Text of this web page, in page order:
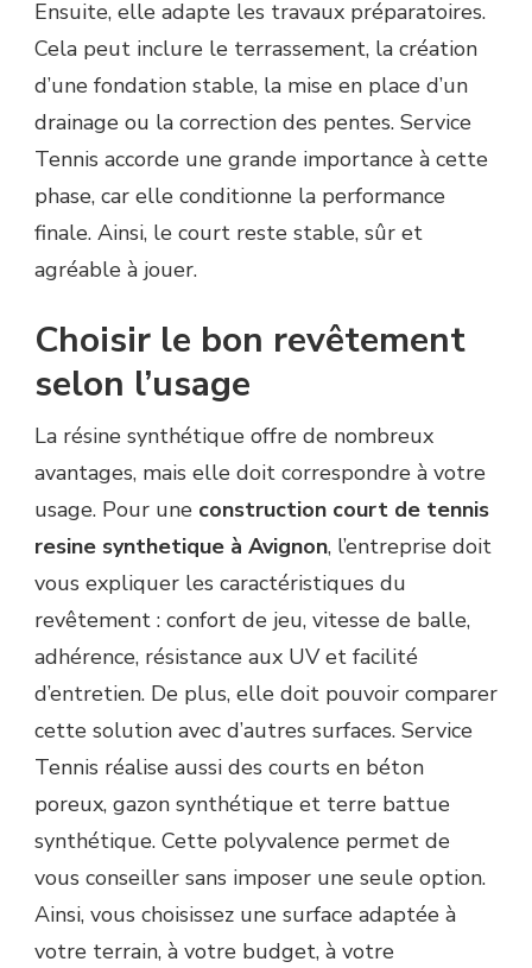
Ensuite, elle adapte les travaux préparatoires.
Cela peut inclure le terrassement, la création
d’une fondation stable, la mise en place d’un
drainage ou la correction des pentes. Service
Tennis accorde une grande importance à cette
phase, car elle conditionne la performance
finale. Ainsi, le court reste stable, sûr et
agréable à jouer.
Choisir le bon revêtement
selon l’usage
La résine synthétique offre de nombreux
avantages, mais elle doit correspondre à votre
usage. Pour une construction court de tennis
resine synthetique à Avignon, l’entreprise doit
vous expliquer les caractéristiques du
revêtement : confort de jeu, vitesse de balle,
adhérence, résistance aux UV et facilité
d’entretien. De plus, elle doit pouvoir comparer
cette solution avec d’autres surfaces. Service
Tennis réalise aussi des courts en béton
poreux, gazon synthétique et terre battue
synthétique. Cette polyvalence permet de
vous conseiller sans imposer une seule option.
Ainsi, vous choisissez une surface adaptée à
votre terrain, à votre budget, à votre